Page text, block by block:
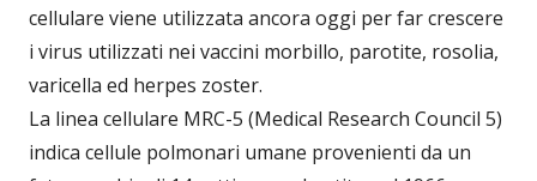
cellulare viene utilizzata ancora oggi per far crescere
i virus utilizzati nei vaccini morbillo, parotite, rosolia,
varicella ed herpes zoster.
La linea cellulare MRC-5 (Medical Research Council 5)
indica cellule polmonari umane provenienti da un